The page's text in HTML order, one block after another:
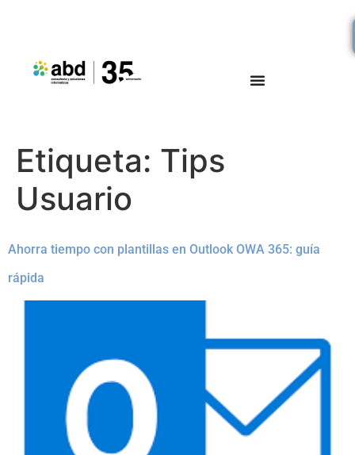
Etiqueta: Tips
Usuario
Ahorra tiempo con plantillas en Outlook OWA 365: guía
rápida